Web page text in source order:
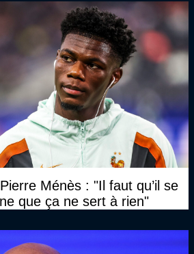
Ménès : "Il faut qu’il se
que ça ne sert à rien"